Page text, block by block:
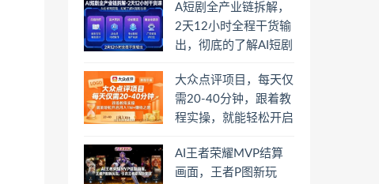
A短剧全产业链拆解，
2天12小时全程干货输
出，彻底的了解AI短剧
大众点评项目，每天仅
需20-40分钟，跟着教
程实操，就能轻松开启
AI王者荣耀MVP结算
画面，王者P图新玩